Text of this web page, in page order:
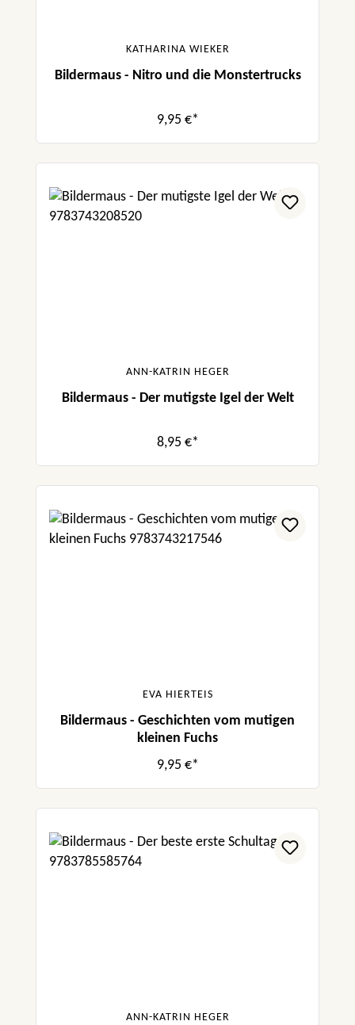
KATHARINA WIEKER
Bildermaus - Nitro und die Monstertrucks
9,95 €*
ANN-KATRIN HEGER
Bildermaus - Der mutigste Igel der Welt
8,95 €*
EVA HIERTEIS
Bildermaus - Geschichten vom mutigen
kleinen Fuchs
9,95 €*
ANN-KATRIN HEGER